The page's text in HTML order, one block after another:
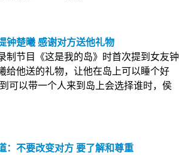
钟楚曦 感谢对方送他礼物
节目《这是我的岛》时首次提到女友钟
给他送的礼物，让他在岛上可以睡个好
以带一个人来到岛上会选择谁时，侯
：不要改变对方 要了解和尊重